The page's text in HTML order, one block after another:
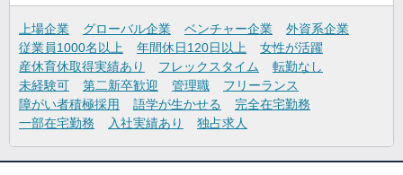
上場企業 グローバル企業 ベンチャー企業
外資系企業
従業員1000名以上
年間休日120日以上
女性が活躍
産休育休取得実績あり
フレックスタイム
転勤なし
未経験可
第二新卒歓迎 管理職
フリーランス
障がい者積極採用
語学が生かせる
完全在宅勤務
一部在宅勤務
入社実績あり 独占求人